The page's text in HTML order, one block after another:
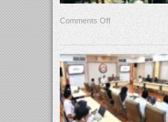
Comments Off